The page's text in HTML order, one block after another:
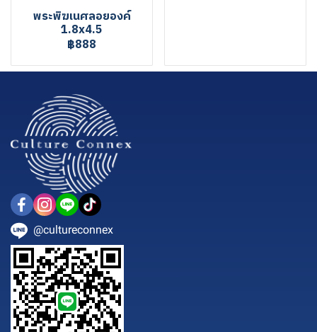
พระพิฆเนศลอยองค์
1.8x4.5
฿888
@cultureconnex